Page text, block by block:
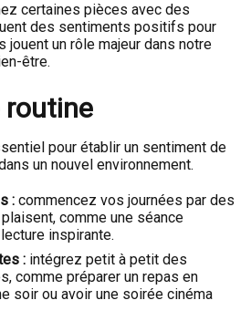
certaines pièces avec des
des sentiments positifs pour
jouent un rôle majeur dans notre
être.
routine
pour établir un sentiment de
un nouvel environnement.
: commencez vos journées par des
comme une séance
inspirante.
: intégrez petit à petit des
comme préparer un repas en
soir ou avoir une soirée cinéma